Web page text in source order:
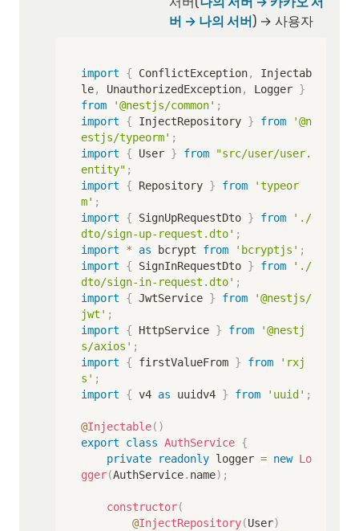
버 → 나의 서버) → 사용자
import { ConflictException,
Injectab
le, UnauthorizedException, Logger }
from
'@nestjs/common' ;
import
{ InjectRepository } from
'@n
estjs/typeorm' ;
import
{ User } from
"src/user/user.
entity" ;
import
{ Repository } from
'typeor
m' ;
import
{ SignUpRequestDto } from
'./
dto/sign-up-request.dto' ;
import
* as bcrypt from 'bcryptjs' ;
import
{ SignInRequestDto } from
'./
dto/sign-in-request.dto' ;
import
{ JwtService } from
'@nestjs/
jwt' ;
import
{ HttpService } from
'@nestj
s/axios' ;
import
{ firstValueFrom } from
'rxj
s' ;
import
{ v4 as uuidv4 } from 'uuid' ;
@Injectable( )
export
class AuthService {
private
readonly logger = new Lo
gger(AuthService. name) ;
constructor(
@InjectRepository(User)